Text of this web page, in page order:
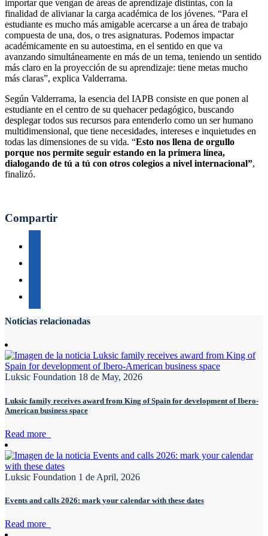
importar que vengan de áreas de aprendizaje distintas, con la
finalidad de alivianar la carga académica de los jóvenes. “Para el
estudiante es mucho más amigable acercarse a un área de trabajo
compuesta de una, dos, o tres asignaturas. Podemos impactar
académicamente en su autoestima, en el sentido en que va
avanzando simultáneamente en más de un tema, teniendo un sentido
más claro en la proyección de su aprendizaje: tiene metas mucho
más claras”, explica Valderrama.
Según Valderrama, la esencia del IAPB consiste en que ponen al
estudiante en el centro de su quehacer pedagógico, buscando
desplegar todos sus recursos para entenderlo como un ser humano
multidimensional, que tiene necesidades, intereses e inquietudes en
todas las dimensiones de su vida. “Esto nos llena de orgullo
porque nos permite seguir estando en la primera línea,
dialogando de tú a tú con otros colegios a nivel internacional”,
finalizó.
Compartir
Noticias relacionadas
Luksic Foundation 18 de May, 2026
Luksic family receives award from King of Spain for development of Ibero-
American business space
Read more
Luksic Foundation 1 de April, 2026
Events and calls 2026: mark your calendar with these dates
Read more